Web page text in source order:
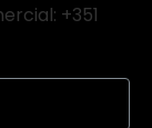
+351